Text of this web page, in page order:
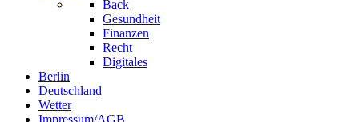
Back
Gesundheit
Finanzen
Recht
Digitales
Berlin
Deutschland
Wetter
Impressum/AGB